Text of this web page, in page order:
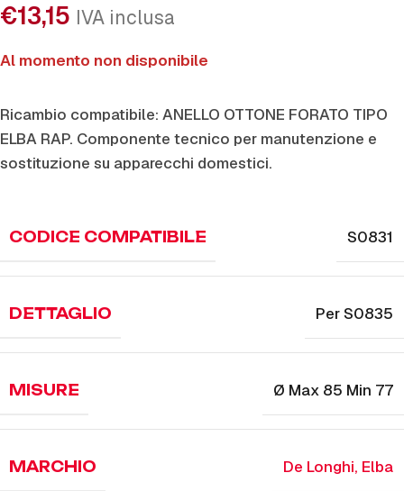
€13,15 IVA inclusa
Al momento non disponibile
Ricambio compatibile: ANELLO OTTONE FORATO TIPO
ELBA RAP. Componente tecnico per manutenzione e
sostituzione su apparecchi domestici.
CODICE COMPATIBILE S0831
DETTAGLIO Per S0835
MISURE Ø Max 85 Min 77
MARCHIO De Longhi, Elba